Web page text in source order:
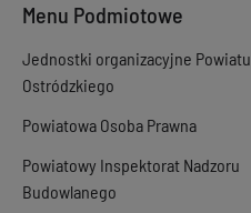
Menu Podmiotowe
Jednostki organizacyjne Powiatu
Ostródzkiego
Powiatowa Osoba Prawna
Powiatowy Inspektorat Nadzoru
Budowlanego